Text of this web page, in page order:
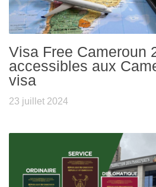
Visa Free Cameroun
accessibles aux
visa
23 juillet 2024